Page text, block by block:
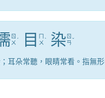
ㄖ
ㄨ ˊ 目
ㄇ
ㄨ ˋ 染 ㄖ
ㄢˇ
耳朵常聽，眼睛常看。指無